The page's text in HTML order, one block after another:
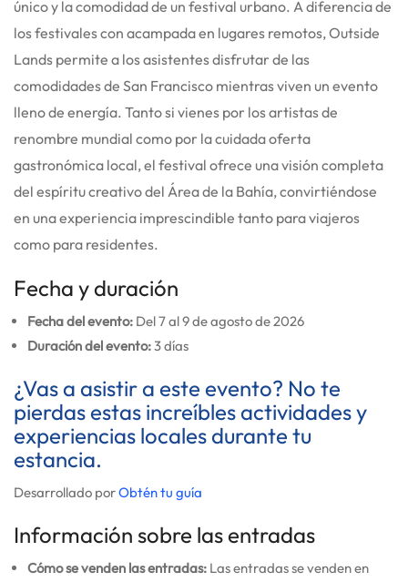
único y la comodidad de un festival urbano. A diferencia de
los festivales con acampada en lugares remotos, Outside
Lands permite a los asistentes disfrutar de las
comodidades de San Francisco mientras viven un evento
lleno de energía. Tanto si vienes por los artistas de
renombre mundial como por la cuidada oferta
gastronómica local, el festival ofrece una visión completa
del espíritu creativo del Área de la Bahía, convirtiéndose
en una experiencia imprescindible tanto para viajeros
como para residentes.
Fecha y duración
Fecha del evento: Del 7 al 9 de agosto de 2026
Duración del evento:3 días
¿Vas a asistir a este evento? No te
pierdas estas increíbles actividades y
experiencias locales durante tu
estancia.
Desarrollado porObtén tu guía
Información sobre las entradas
Cómo se venden las entradas: Las entradas se venden en